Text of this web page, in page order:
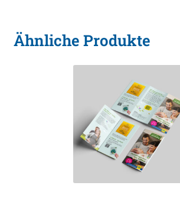
Postkarte
Fensterputzen
Ähnliche Produkte